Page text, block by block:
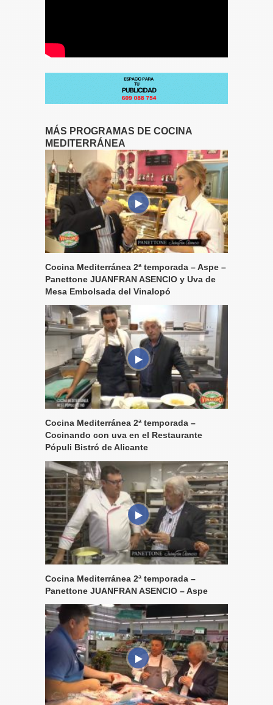
MÁS PROGRAMAS DE COCINA
MEDITERRÁNEA
Cocina Mediterránea 2ª temporada – Aspe –
Panettone JUANFRAN ASENCIO y Uva de
Mesa Embolsada del Vinalopó
Cocina Mediterránea 2ª temporada –
Cocinando con uva en el Restaurante
Pópuli Bistró de Alicante
Cocina Mediterránea 2ª temporada –
Panettone JUANFRAN ASENCIO – Aspe